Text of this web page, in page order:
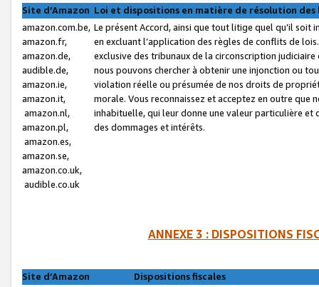
Site d’Amazon Loi et dispositions en matière de résolution
amazon.com.be,
amazon.fr,
amazon.de,
audible.de,
amazon.ie,
amazon.it,
amazon.nl,
amazon.pl,
amazon.es,
amazon.se,
amazon.co.uk,
audible.co.uk
Le présent Accord, ainsi que tout litige quel qu’il soit
en excluant l’application des règles de conflits de
exclusive des tribunaux de la circonscription
nous pouvons chercher à obtenir une injonction ou
violation réelle ou présumée de nos droits de
morale. Vous reconnaissez et acceptez en outre que
inhabituelle, qui leur donne une valeur particulière
des dommages et intérêts.
ANNEXE 3 : DISPOSITIONS
Site d’Amazon
Dispositions fiscales